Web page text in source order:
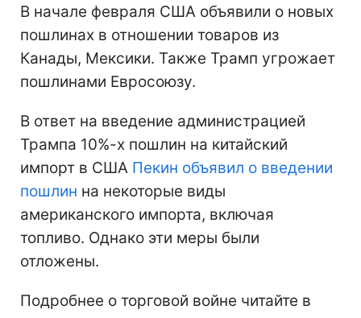
В начале февраля США объявили о новых
пошлинах в отношении товаров из
Канады, Мексики. Также Трамп угрожает
пошлинами Евросоюзу.
В ответ на введение администрацией
Трампа 10%-х пошлин на китайский
импорт в США Пекин объявил о введении
пошлин на некоторые виды
американского импорта, включая
топливо. Однако эти меры были
отложены.
Подробнее о торговой войне читайте в